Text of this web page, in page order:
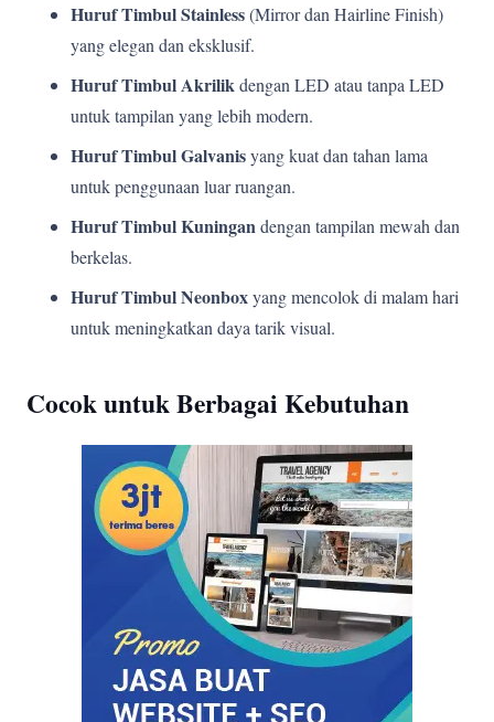
Huruf Timbul Stainless(Mirror dan Hairline Finish)
yang elegan dan eksklusif.
Huruf Timbul Akrilikdengan LED atau tanpa LED
untuk tampilan yang lebih modern.
Huruf Timbul Galvanisyang kuat dan tahan lama
untuk penggunaan luar ruangan.
Huruf Timbul Kuningandengan tampilan mewah dan
berkelas.
Huruf Timbul Neonboxyang mencolok di malam hari
untuk meningkatkan daya tarik visual.
Cocok untuk Berbagai Kebutuhan